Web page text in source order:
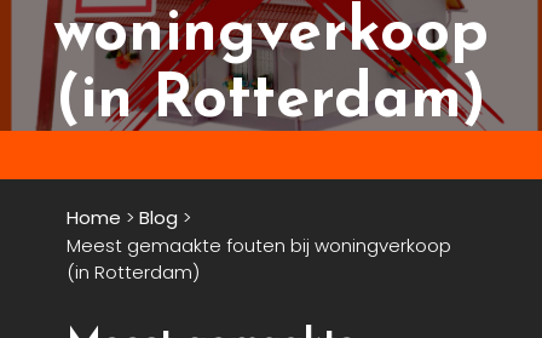
woningverkoop
(in Rotterdam)
Home > Blog >
Meest gemaakte fouten bij woningverkoop
(in Rotterdam)